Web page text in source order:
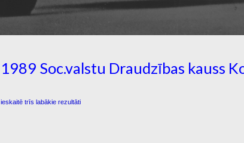
1989 Soc.valstu Draudzības kauss
ieskaitē trīs labākie rezultāti